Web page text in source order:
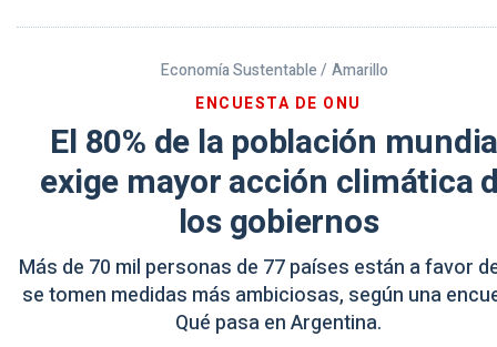
Economía Sustentable / Amarillo
ENCUESTA DE ONU
El 80% de la población
exige mayor acción climática
los gobiernos
Más de 70 mil personas de 77 países están a favor
se tomen medidas más ambiciosas, según una
Qué pasa en Argentina.